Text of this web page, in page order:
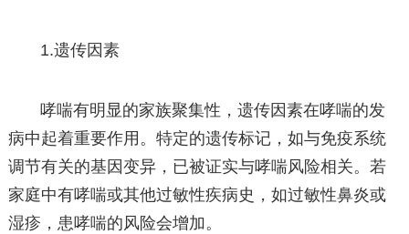
1.遗传因素
哮喘有明显的家族聚集性，遗传因素在哮喘的发
病中起着重要作用。特定的遗传标记，如与免疫系统
调节有关的基因变异，已被证实与哮喘风险相关。若
家庭中有哮喘或其他过敏性疾病史，如过敏性鼻炎或
湿疹，患哮喘的风险会增加。